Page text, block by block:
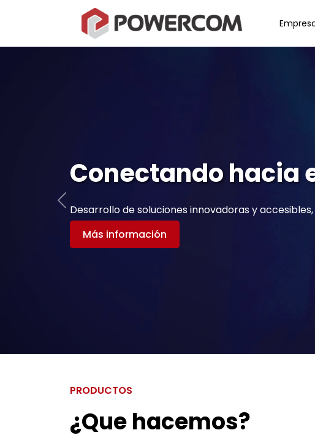
Conectando hacia
Desarrollo de soluciones innovadoras y
Más información
Anterior
PRODUCTOS
¿Que hacemos?